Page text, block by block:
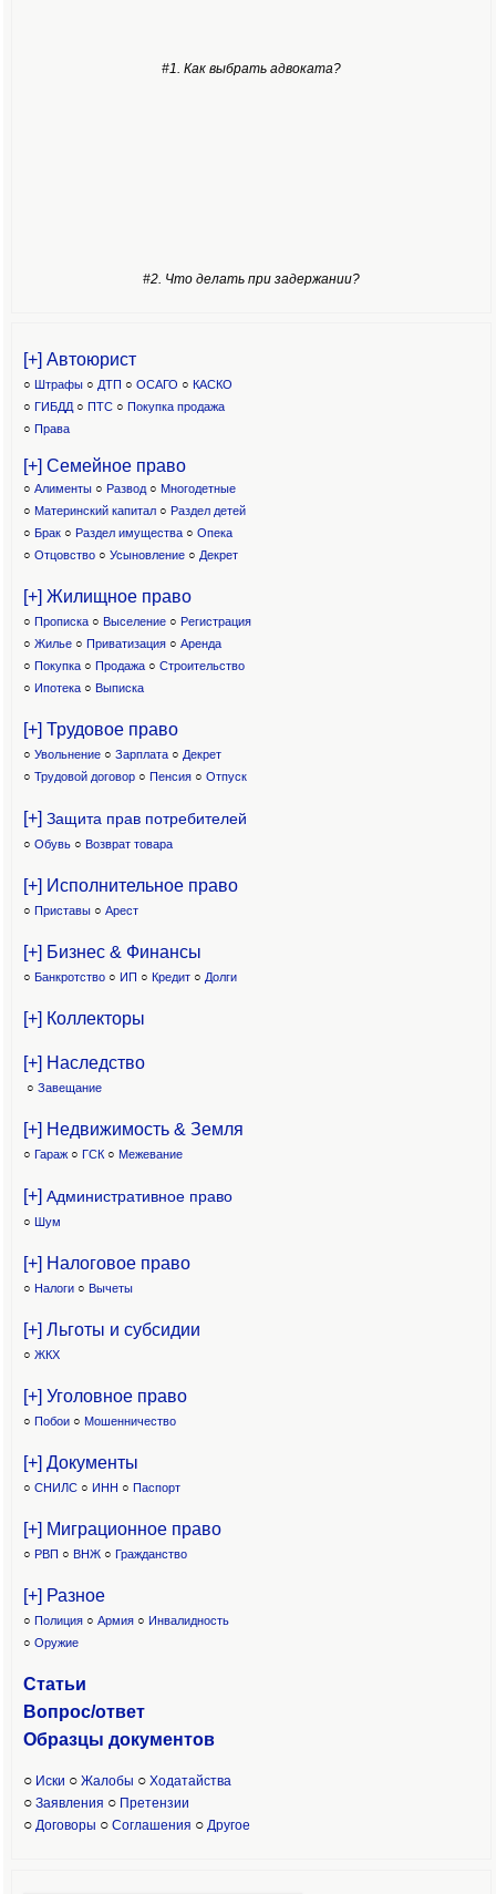
#1. Как выбрать адвоката?
#2. Что делать при задержании?
[+] Автоюрист
○ Штрафы ○ ДТП ○ ОСАГО ○ КАСКО
○ ГИБДД ○ ПТС ○ Покупка продажа
○ Права
[+] Семейное право
○ Алименты ○ Развод ○ Многодетные
○ Материнский капитал○ Раздел детей
○ Брак ○ Раздел имущества ○ Опека
○ Отцовство○ Усыновление ○ Декрет
[+] Жилищное право
○ Прописка ○ Выселение ○ Регистрация
○ Жилье ○ Приватизация ○ Аренда
○ Покупка ○ Продажа ○ Строительство
○ Ипотека ○ Выписка
[+] Трудовое право
○ Увольнение ○ Зарплата ○ Декрет
○ Трудовой договор ○ Пенсия ○ Отпуск
[+] Защита прав потребителей
○ Обувь ○ Возврат товара
[+] Исполнительное право
○ Приставы ○ Арест
[+] Бизнес & Финансы
○ Банкротство ○ ИП ○ Кредит ○ Долги
[+] Коллекторы
[+] Наследство
○ Завещание
[+] Недвижимость & Земля
○ Гараж ○ ГСК ○ Межевание
[+] Административное право
○ Шум
[+] Налоговое право
○ Налоги ○ Вычеты
[+] Льготы и субсидии
○ ЖКХ
[+] Уголовное право
○ Побои ○ Мошенничество
[+] Документы
○ СНИЛС ○ ИНН ○ Паспорт
[+] Миграционное право
○ РВП ○ ВНЖ ○ Гражданство
[+] Разное
○ Полиция ○ Армия ○ Инвалидность
○ Оружие
Статьи
Вопрос/ответ
Образцы документов
○ Иски ○ Жалобы ○ Ходатайства
○ Заявления ○ Претензии
○ Договоры ○ Соглашения ○ Другое